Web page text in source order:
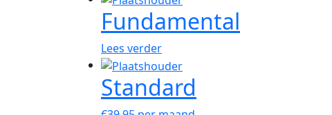
Fundamental
Lees verder
Standard